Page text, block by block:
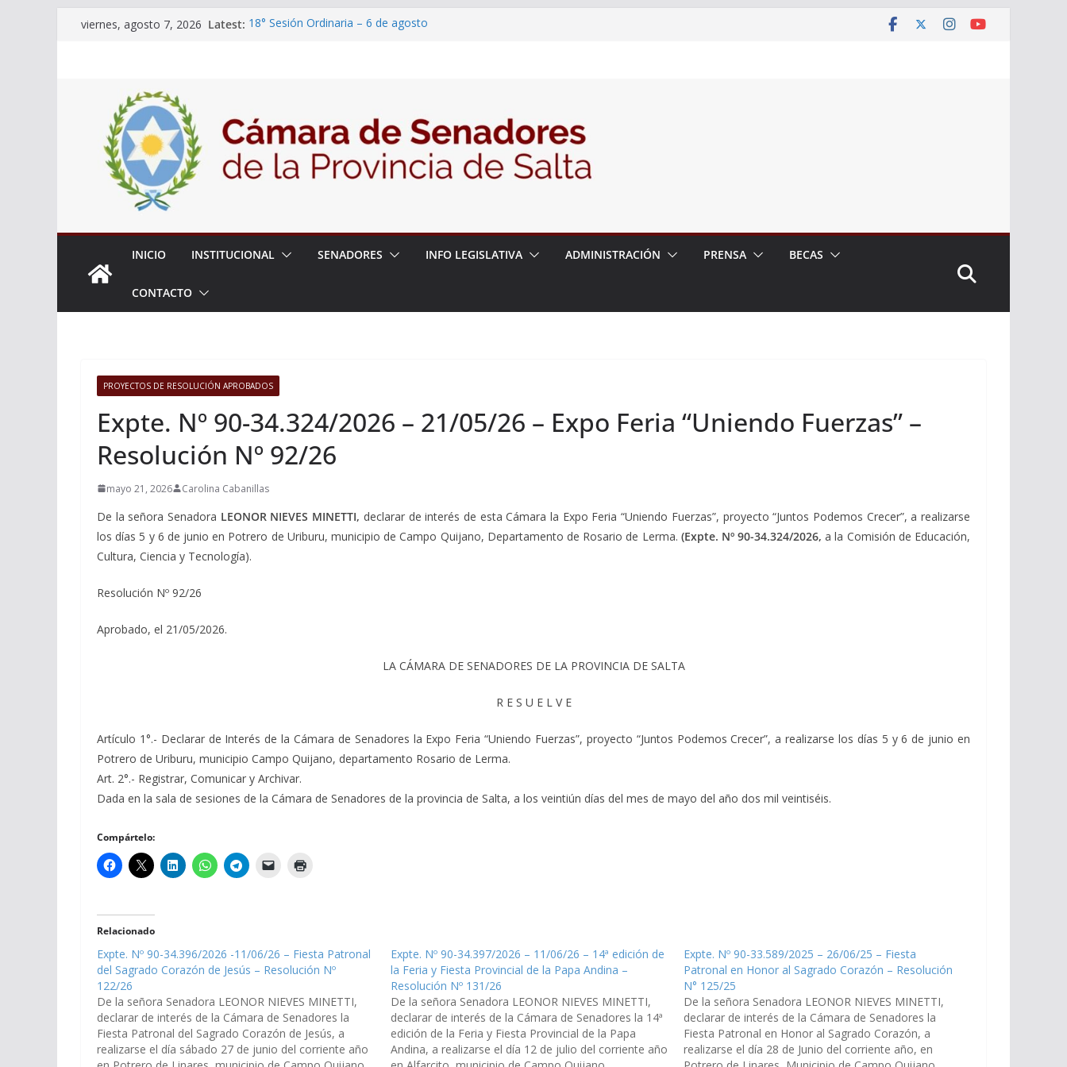
Skipviernes, agosto 7, 2026 Latest: 18° Sesión Ordinaria – 6 de agosto
Expte. Nº 90-34.516/2026 – 06/08/26 – Créase el Ente Salteño
de Protección y Control Vegetal
INICIO INSTITUCIONAL SENADORES INFO LEGISLATIVA ADMINISTRACIÓN PRENSA BECAS
CONTACTO
PROYECTOS DE RESOLUCIÓN APROBADOS
Expte. Nº 90-34.324/2026 – 21/05/26 – Expo Feria “Uniendo Fuerzas” –
Resolución Nº 92/26
mayo 21, 2026 Carolina Cabanillas
De la señora Senadora LEONOR NIEVES MINETTI, declarar de interés de esta Cámara la Expo Feria “Uniendo Fuerzas”, proyecto “Juntos Podemos Crecer”, a realizarse
los días 5 y 6 de junio en Potrero de Uriburu, municipio de Campo Quijano, Departamento de Rosario de Lerma. (Expte. Nº 90-34.324/2026,a la Comisión de Educación,
Cultura, Ciencia y Tecnología).
Resolución Nº 92/26
Aprobado, el 21/05/2026.
LA CÁMARA DE SENADORES DE LA PROVINCIA DE SALTA
R E S U E L V E
Artículo 1°.- Declarar de Interés de la Cámara de Senadores la Expo Feria “Uniendo Fuerzas”, proyecto “Juntos Podemos Crecer”, a realizarse los días 5 y 6 de junio en
Potrero de Uriburu, municipio Campo Quijano, departamento Rosario de Lerma.
Art. 2°.- Registrar, Comunicar y Archivar.
Dada en la sala de sesiones de la Cámara de Senadores de la provincia de Salta, a los veintiún días del mes de mayo del año dos mil veintiséis.
Compártelo:
Relacionado
Expte. Nº 90-34.396/2026 -11/06/26 – Fiesta Patronal
del Sagrado Corazón de Jesús – Resolución Nº
122/26
De la señora Senadora LEONOR NIEVES MINETTI,
declarar de interés de la Cámara de Senadores la
Fiesta Patronal del Sagrado Corazón de Jesús, a
realizarse el día sábado 27 de junio del corriente año
Expte. Nº 90-34.397/2026 – 11/06/26 – 14ª edición de
la Feria y Fiesta Provincial de la Papa Andina –
Resolución Nº 131/26
De la señora Senadora LEONOR NIEVES MINETTI,
declarar de interés de la Cámara de Senadores la 14ª
edición de la Feria y Fiesta Provincial de la Papa
Andina, a realizarse el día 12 de julio del corriente año
Expte. Nº 90-33.589/2025 – 26/06/25 – Fiesta
Patronal en Honor al Sagrado Corazón – Resolución
N° 125/25
De la señora Senadora LEONOR NIEVES MINETTI,
declarar de interés de la Cámara de Senadores la
Fiesta Patronal en Honor al Sagrado Corazón, a
realizarse el día 28 de Junio del corriente año, en